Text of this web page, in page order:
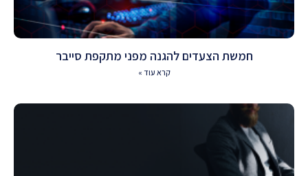
חמשת הצעדים להגנה מפני מתקפת סייבר
קרא עוד »